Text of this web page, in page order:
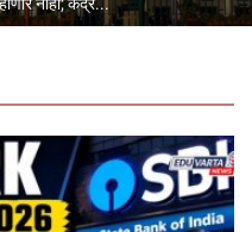
होणार नाही; केंद्र...